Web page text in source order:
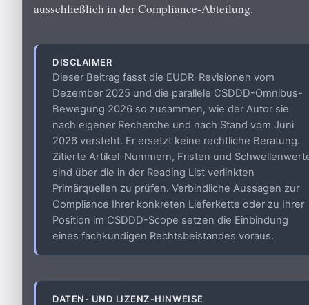
ausschließlich in der Compliance-Abteilung.
DISCLAIMER
Dieser Beitrag fasst die EUDR-Revisionen vom
Dezember 2025 und die parallele CSDDD-Omnibus-
Bewegung 2026 so zusammen, wie der Autor sie
nach eigener Recherche und nach Stand vom Juni
2026 versteht. Er ersetzt keine rechtliche Beratung.
Zitierte Artikel-Nummern, Fristen und
sind über die in der Reading List verlinkten
Primärquellen zu prüfen. Verbindliche Aussagen zur
Compliance Ihrer konkreten Lieferkette oder zu Ihrer
Position im CSDDD-Scope setzen die Einbindung
eines fachkundigen Rechtsbeistandes voraus.
DATEN- UND LIZENZ-HINWEISE